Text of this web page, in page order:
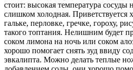
стоит: высокая температура сосуды
слишком холодная. Приветствуется
гальке, перловке, гречке, гороху,
такого топтания. Нелишним будет
соком лимона на ночь или соком
хорошо помогает снять зуд ввиду
эвкалипта. Можно делать теплые